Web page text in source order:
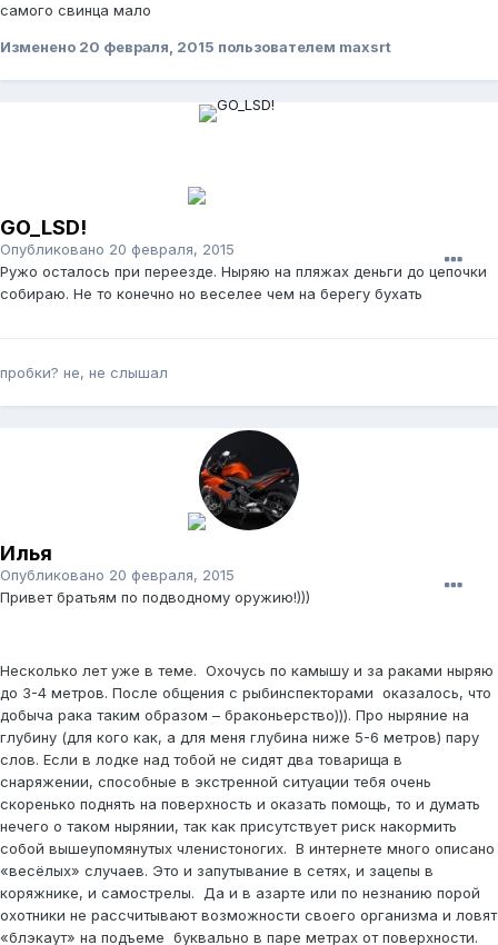
самого свинца мало
Изменено 20 февраля, 2015 пользователем maxsrt
GO_LSD!
Опубликовано 20 февраля, 2015
Ружо осталось при переезде. Ныряю на пляжах деньги до цепочки
собираю. Не то конечно но веселее чем на берегу бухать
пробки? не, не слышал
Илья
Опубликовано 20 февраля, 2015
Привет братьям по подводному оружию!)))
Несколько лет уже в теме. Охочусь по камышу и за раками ныряю
до 3-4 метров. После общения с рыбинспекторами оказалось, что
добыча рака таким образом – браконьерство))). Про ныряние на
глубину (для кого как, а для меня глубина ниже 5-6 метров) пару
слов. Если в лодке над тобой не сидят два товарища в
снаряжении, способные в экстренной ситуации тебя очень
скоренько поднять на поверхность и оказать помощь, то и думать
нечего о таком нырянии, так как присутствует риск накормить
собой вышеупомянутых членистоногих. В интернете много описано
«весёлых» случаев. Это и запутывание в сетях, и зацепы в
коряжнике, и самострелы. Да и в азарте или по незнанию порой
охотники не рассчитывают возможности своего организма и ловят
«блэкаут» на подъеме буквально в паре метрах от поверхности.